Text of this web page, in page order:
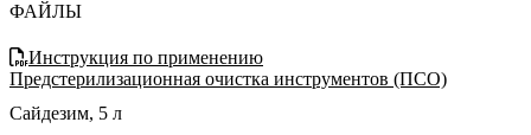
ФАЙЛЫ
Инструкция по применению
Предстерилизационная очистка инструментов (ПСО)
Сайдезим, 5 л